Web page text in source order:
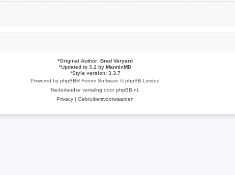
*Original Author: Brad Veryard
*Updated to 3.2 by MannixMD
*Style version: 3.3.7
Powered by phpBB® Forum Software © phpBB Limited
Nederlandse vertaling doorphpBB.nl
Privacy | Gebruikersvoorwaarden